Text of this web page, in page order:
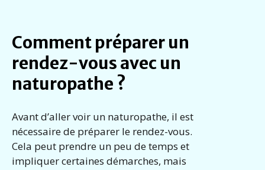
Comment préparer un
rendez-vous avec un
naturopathe ?
Avant d’aller voir un naturopathe, il est
nécessaire de préparer le rendez-vous.
Cela peut prendre un peu de temps et
impliquer certaines démarches, mais